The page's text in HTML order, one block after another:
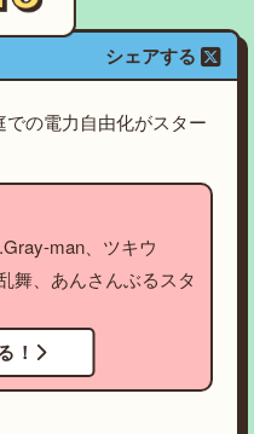
シェアする
の電力自由化がスター
man、ツキウ
舞、あんさんぶるスタ
！